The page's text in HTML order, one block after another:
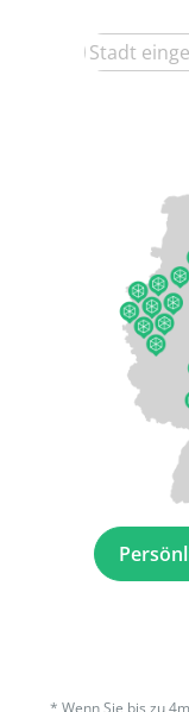
*Wenn Sie bis zu